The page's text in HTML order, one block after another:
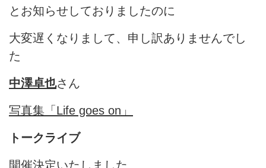
とお知らせしておりましたのに
大変遅くなりまして、申し訳ありませんでし
た
中澤卓也さん
写真集「Life goes on」
トークライブ
開催決定いたしました